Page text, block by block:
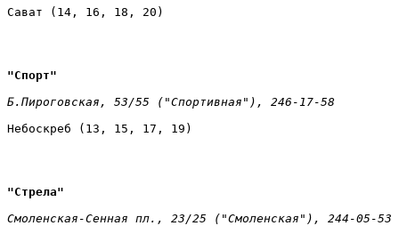
Сават (14, 16, 18, 20)
"Спорт"
Б.Пироговская, 53/55 ("Спортивная"), 246-17-58
Небоскреб (13, 15, 17, 19)
"Стрела"